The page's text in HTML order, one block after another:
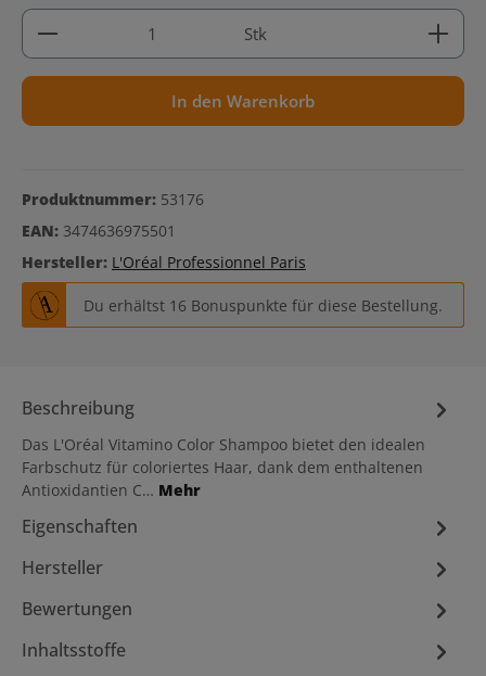
Produkt Anzahl: Gib den gewünschten Wert ein
Stk
In den Warenkorb
Produktnummer: 53176
EAN: 3474636975501
Hersteller: L'Oréal Professionnel Paris
Du erhältst 16 Bonuspunkte für diese Bestellung.
Beschreibung
Das L'Oréal Vitamino Color Shampoo bietet den idealen
Farbschutz für coloriertes Haar, dank dem enthaltenen
Antioxidantien C… Mehr
Eigenschaften
Hersteller
Bewertungen
Inhaltsstoffe